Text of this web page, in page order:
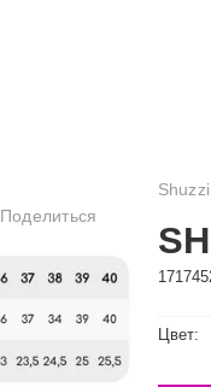
Поделиться
Shuzzi
Цвет: